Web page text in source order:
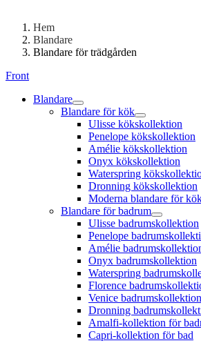
Hem
Blandare
Blandare för trädgården
Front
Blandare
Blandare för kök
Ulisse kökskollektion
Penelope kökskollektion
Amélie kökskollektion
Onyx kökskollektion
Waterspring
Dronning kökskollektion
Moderna blandare för
Blandare för badrum
Ulisse badrumskollektion
Penelope
Amélie
Onyx badrumskollektion
Waterspring
Florence
Venice badrumskollektion
Dronning
Amalfi-kollektion för
Capri-kollektion för bad